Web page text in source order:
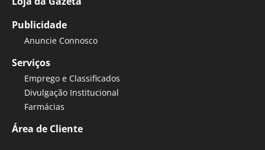
Publicidade
Anuncie Connosco
Serviços
Emprego e Classificados
Divulgação Institucional
Farmácias
Área de Cliente